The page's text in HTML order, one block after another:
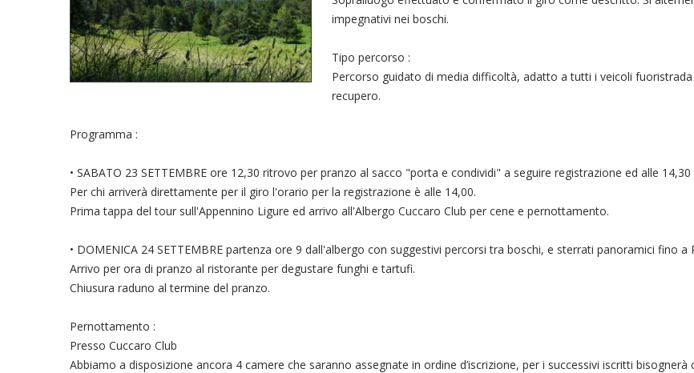
impegnativi nei boschi.
Tipo percorso :
Percorso guidato di media difficoltà, adatto a tutti i veicoli
recupero.
Programma :
• SABATO 23 SETTEMBRE ore 12,30 ritrovo per pranzo al sacco "porta e condividi" a seguire registrazione ed alle
Per chi arriverà direttamente per il giro l'orario per la registrazione è alle 14,00.
Prima tappa del tour sull'Appennino Ligure ed arrivo all'Albergo Cuccaro Club per cene e pernottamento.
• DOMENICA 24 SETTEMBRE partenza ore 9 dall'albergo con suggestivi percorsi tra boschi, e sterrati panoramici fino
Arrivo per ora di pranzo al ristorante per degustare funghi e tartufi.
Chiusura raduno al termine del pranzo.
Pernottamento :
Presso Cuccaro Club
Abbiamo a disposizione ancora 4 camere che saranno assegnate in ordine d’iscrizione, per i successivi iscritti